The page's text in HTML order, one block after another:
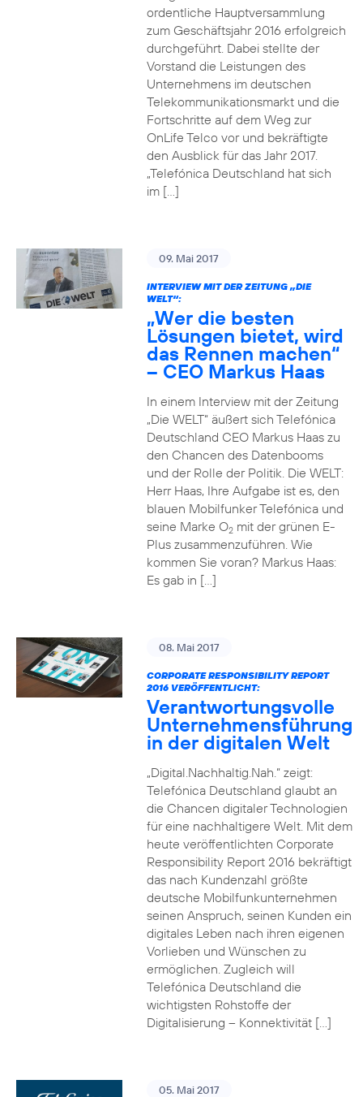
ordentliche Hauptversammlung
zum Geschäftsjahr 2016 erfolgreich
durchgeführt. Dabei stellte der
Vorstand die Leistungen des
Unternehmens im deutschen
Telekommunikationsmarkt und die
Fortschritte auf dem Weg zur
OnLife Telco vor und bekräftigte
den Ausblick für das Jahr 2017.
„Telefónica Deutschland hat sich
im […]
09. Mai 2017
INTERVIEW MIT DER ZEITUNG „DIE
WELT“:
„Wer die besten
Lösungen bietet, wird
das Rennen machen“
– CEO Markus Haas
In einem Interview mit der Zeitung
„Die WELT“ äußert sich Telefónica
Deutschland CEO Markus Haas zu
den Chancen des Datenbooms
und der Rolle der Politik. Die WELT:
Herr Haas, Ihre Aufgabe ist es, den
blauen Mobilfunker Telefónica und
seine Marke O2mit der grünen E-
Plus zusammenzuführen. Wie
kommen Sie voran? Markus Haas:
Es gab in […]
08. Mai 2017
CORPORATE RESPONSIBILITY REPORT
2016 VERÖFFENTLICHT:
Verantwortungsvolle
Unternehmensführung
in der digitalen Welt
„Digital.Nachhaltig.Nah.“ zeigt:
Telefónica Deutschland glaubt an
die Chancen digitaler Technologien
für eine nachhaltigere Welt. Mit dem
heute veröffentlichten Corporate
Responsibility Report 2016 bekräftigt
das nach Kundenzahl größte
deutsche Mobilfunkunternehmen
seinen Anspruch, seinen Kunden ein
digitales Leben nach ihren eigenen
Vorlieben und Wünschen zu
ermöglichen. Zugleich will
Telefónica Deutschland die
wichtigsten Rohstoffe der
Digitalisierung – Konnektivität […]
05. Mai 2017